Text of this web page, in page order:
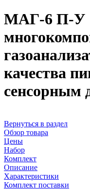
МАГ-6 П-У
качества
сенсорным
Вернуться в раздел
Обзор товара
Цены
Набор
Комплект
Описание
Характеристики
Комплект поставки